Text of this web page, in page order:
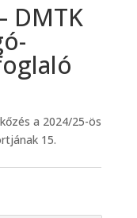
DMTK
a 2024/25-ös
15.